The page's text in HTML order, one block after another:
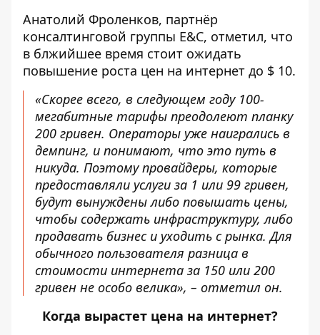
Анатолий Фроленков, партнёр
консалтинговой группы E&C, отметил, что
в блжийшее время стоит ожидать
повышение роста цен на интернет до $ 10.
«Скорее всего, в следующем году 100-
мегабитные тарифы преодолеют планку
200 гривен. Операторы уже наигрались в
демпинг, и понимают, что это путь в
никуда. Поэтому провайдеры, которые
предоставляли услуги за 1 или 99 гривен,
будут вынуждены либо повышать цены,
чтобы содержать инфраструктуру, либо
продавать бизнес и уходить с рынка. Для
обычного пользователя разница в
стоимости интернета за 150 или 200
гривен не особо велика», – отметил он.
Когда вырастет цена на интернет?